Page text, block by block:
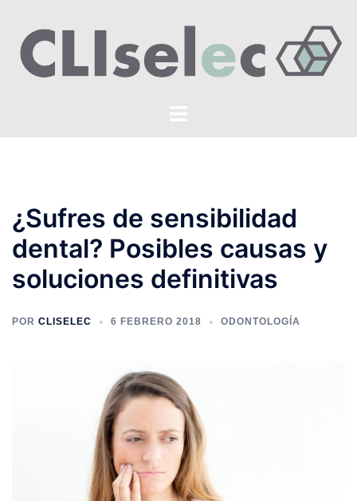
contenido
¿Sufres de sensibilidad
dental? Posibles causas y
soluciones definitivas
POR CLISELEC 6 FEBRERO 2018 ODONTOLOGÍA